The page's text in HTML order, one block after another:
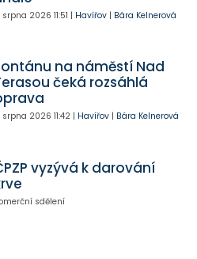
srpna 2026 11:51 | Havířov| Bára Kelnerová
na náměstí Nad
čeká rozsáhlá
srpna 2026 11:42| Havířov| Bára Kelnerová
vyzývá k darování
sdělení